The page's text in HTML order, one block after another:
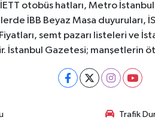
otobüs hatları, Metro
İBB Beyaz Masa duyuruları,
semt pazarı listeleri ve
Gazetesi; manşetlerin
Trafik